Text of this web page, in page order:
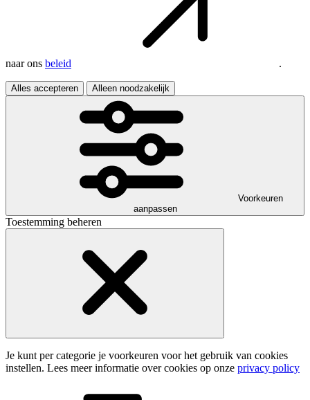
naar ons beleid .
Alles accepteren Alleen noodzakelijk
Voorkeuren
aanpassen
Toestemming beheren
Je kunt per categorie je voorkeuren voor het gebruik van cookies
instellen. Lees meer informatie over cookies op onze privacy policy